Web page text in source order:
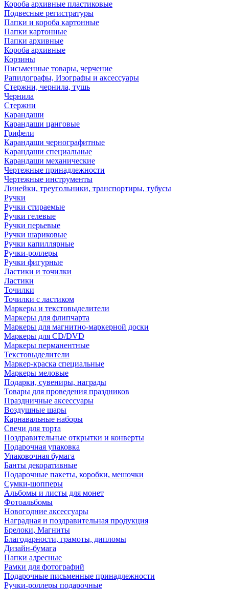
Короба архивные пластиковые
Подвесные регистратуры
Папки и короба картонные
Папки картонные
Папки архивные
Короба архивные
Корзины
Письменные товары, черчение
Рапидографы, Изографы и аксессуары
Стержни, чернила, тушь
Чернила
Стержни
Карандаши
Карандаши цанговые
Грифели
Карандаши чернографитные
Карандаши специальные
Карандаши механические
Чертежные принадлежности
Чертежные инструменты
Линейки, треугольники, транспортиры, тубусы
Ручки
Ручки стираемые
Ручки гелевые
Ручки перьевые
Ручки шариковые
Ручки капиллярные
Ручки-роллеры
Ручки фигурные
Ластики и точилки
Ластики
Точилки
Точилки с ластиком
Маркеры и текстовыделители
Маркеры для флипчарта
Маркеры для магнитно-маркерной доски
Маркеры для CD/DVD
Маркеры перманентные
Текстовыделители
Маркер-краска специальные
Маркеры меловые
Подарки, сувениры, награды
Товары для проведения праздников
Праздничные аксессуары
Воздушные шары
Карнавальные наборы
Свечи для торта
Поздравительные открытки и конверты
Подарочная упаковка
Упаковочная бумага
Банты декоративные
Подарочные пакеты, коробки, мешочки
Сумки-шопперы
Альбомы и листы для монет
Фотоальбомы
Новогодние аксессуары
Наградная и поздравительная продукция
Брелоки, Магниты
Благодарности, грамоты, дипломы
Дизайн-бумага
Папки адресные
Рамки для фотографий
Подарочные письменные принадлежности
Ручки-роллеры подарочные